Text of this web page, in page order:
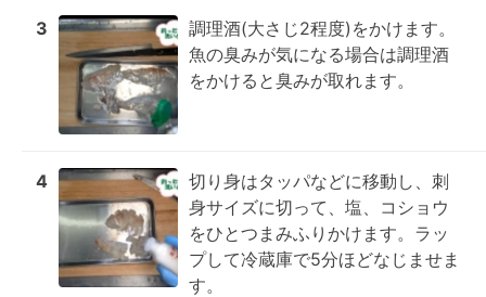
3
調理酒(大さじ2程度)をかけます。
魚の臭みが気になる場合は調理酒
をかけると臭みが取れます。
4
切り身はタッパなどに移動し、刺
身サイズに切って、塩、コショウ
をひとつまみふりかけます。ラッ
プして冷蔵庫で5分ほどなじませま
す。